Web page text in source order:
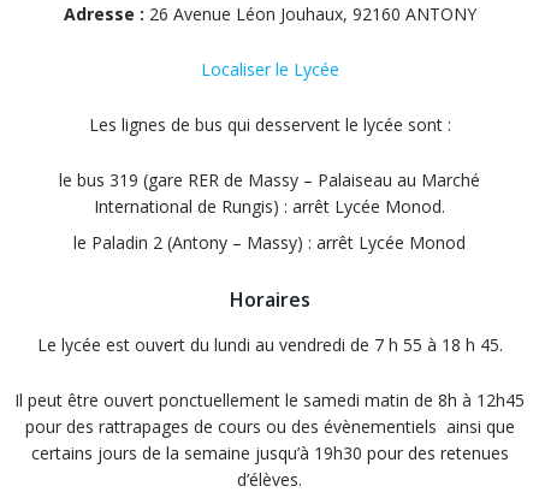
Adresse : 26 Avenue Léon Jouhaux, 92160 ANTONY
Localiser le Lycée
Les lignes de bus qui desservent le lycée sont :
le bus 319 (gare RER de Massy – Palaiseau au Marché
International de Rungis) : arrêt Lycée Monod.
le Paladin 2 (Antony – Massy) : arrêt Lycée Monod
Horaires
Le lycée est ouvert du lundi au vendredi de 7 h 55 à 18 h 45.
Il peut être ouvert ponctuellement le samedi matin de 8h à 12h45
pour des rattrapages de cours ou des évènementiels ainsi que
certains jours de la semaine jusqu’à 19h30 pour des retenues
d’élèves.